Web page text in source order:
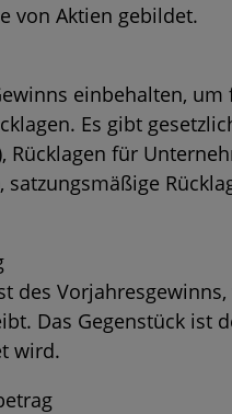
von Aktien gebildet.
einbehalten, um
Es gibt
Rücklagen für
des
Das Gegenstück ist
wird.